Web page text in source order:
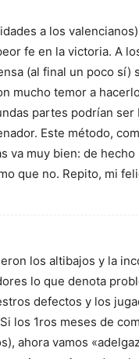
a los
fe en la victoria. A
(al final un poco sí)
mucho temor a
partes podrían ser
Este método,
va muy bien: de hecho
que no. Repito, mi
los altibajos y la
lo que denota
defectos y los
los 1ros meses de
ahora vamos